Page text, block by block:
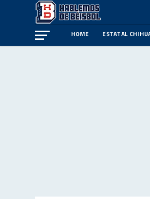
HOME ESTATAL